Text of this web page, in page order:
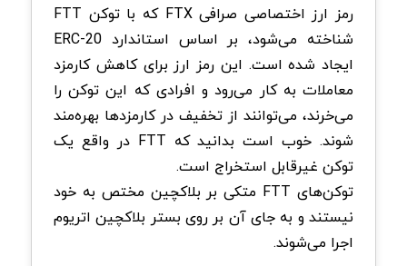
رمز ارز اختصاصی صرافی FTX که با توکن FTT
شناخته می‌شود، بر اساس استاندارد ERC-20
ایجاد شده است. این رمز ارز برای کاهش کارمزد
معاملات به ‌کار می‌رود و افرادی که این توکن را
می‌خرند، می‌توانند از تخفیف در کارمزدها بهره‌مند
شوند. خوب است بدانید که FTT در واقع یک
توکن غیرقابل استخراج است.
توکن‌های FTT متکی بر بلاکچین مختص به خود
نیستند و به جای آن بر روی بستر بلاکچین اتریوم
اجرا می‌شوند.